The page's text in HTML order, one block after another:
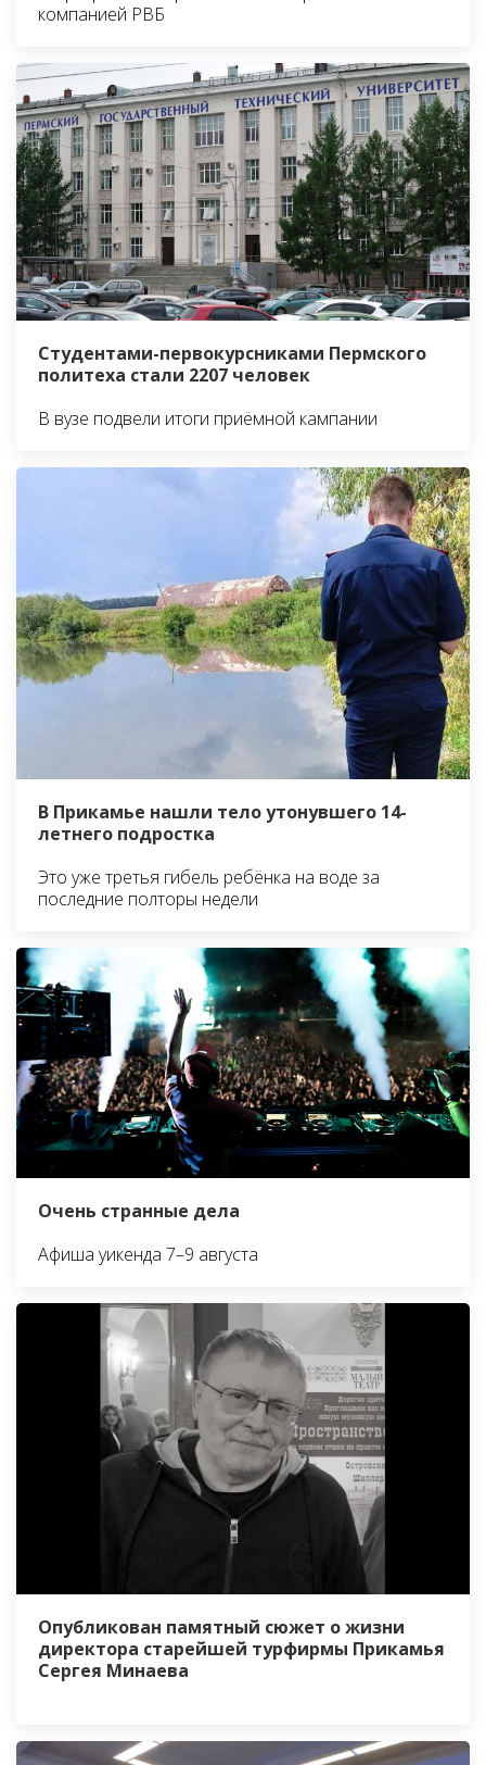
компанией РВБ
Студентами-первокурсниками Пермского
политеха стали 2207 человек
В вузе подвели итоги приёмной кампании
В Прикамье нашли тело утонувшего 14-
летнего подростка
Это уже третья гибель ребёнка на воде за
последние полторы недели
Очень странные дела
Афиша уикенда 7–9 августа
Опубликован памятный сюжет о жизни
директора старейшей турфирмы Прикамья
Сергея Минаева